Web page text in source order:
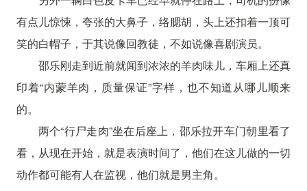
有点儿惊悚，夸张的大鼻子，络腮胡，头上还扣着一顶可
笑的白帽子，于其说像回教徒，不如说像喜剧演员。
邵乐刚走到近前就闻到浓浓的羊肉味儿，车厢上还真
印着“内蒙羊肉，质量保证”字样，也不知道从哪儿顺来
的。
两个“行尸走肉”坐在后座上，邵乐拉开车门朝里看了
看，从现在开始，就是表演时间了，他们在这儿做的一切
动作都可能有人在监视，他们就是男主角。